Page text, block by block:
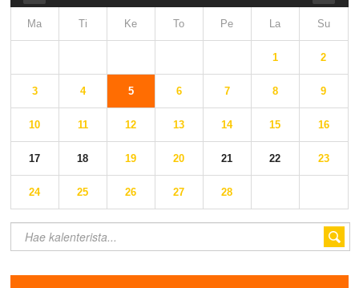
Ma Ti Ke To Pe La Su
1 2
3 4 5 6 7 8 9
10 11 12 13 14 15 16
17 18 19 20 21 22 23
24 25 26 27 28